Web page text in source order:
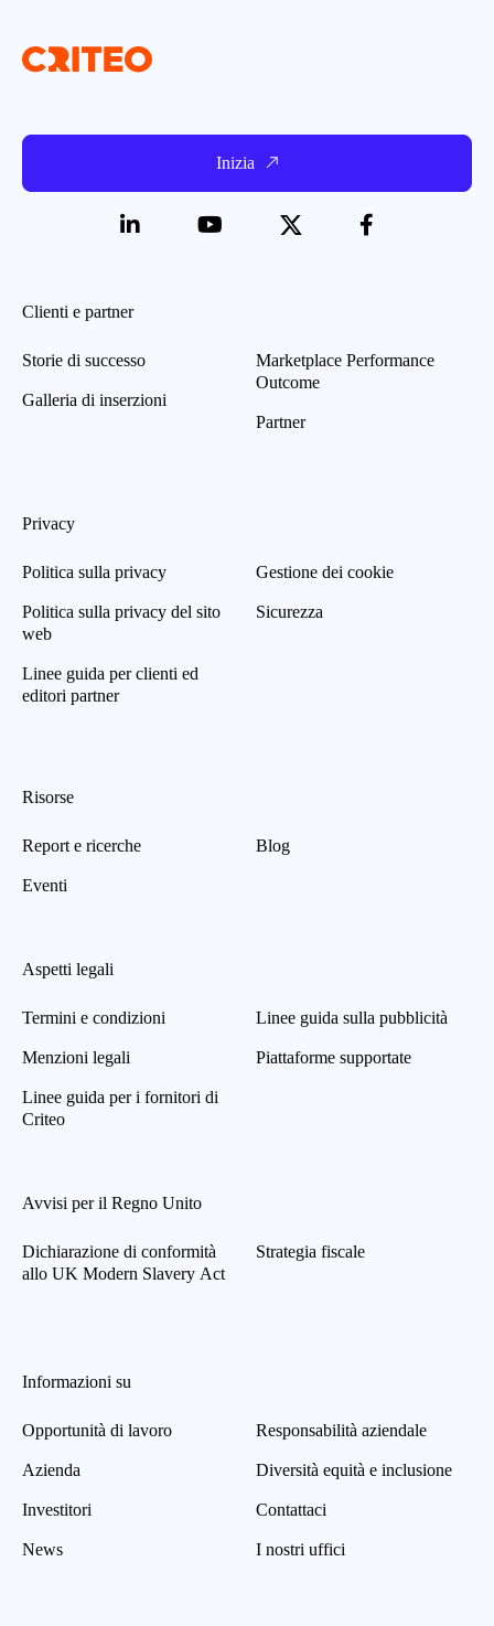
Inizia
Clienti e partner
Storie di successo
Galleria di inserzioni
Marketplace Performance
Outcome
Partner
Privacy
Politica sulla privacy
Politica sulla privacy del sito
web
Linee guida per clienti ed
editori partner
Gestione dei cookie
Sicurezza
Risorse
Report e ricerche
Eventi
Blog
Aspetti legali
Termini e condizioni
Menzioni legali
Linee guida per i fornitori di
Criteo
Linee guida sulla pubblicità
Piattaforme supportate
Avvisi per il Regno Unito
Dichiarazione di conformità
allo UK Modern Slavery Act
Strategia fiscale
Informazioni su
Opportunità di lavoro
Azienda
Investitori
News
Responsabilità aziendale
Diversità equità e inclusione
Contattaci
I nostri uffici